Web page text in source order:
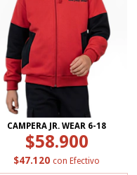
CAMPERA JR. WEAR 6-18
$58.900
$47.120 con Efectivo